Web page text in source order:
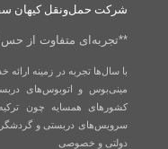
شرکت حمل‌و‌نقل کیهان
**تجربه‌ای متفاوت از
با سال‌ها تجربه در زمینه
مینی‌بوس و اتوبوس‌های
کشورهای همسایه چون
سرویس‌های دربستی و گردشگری
دولتی و خصوصی